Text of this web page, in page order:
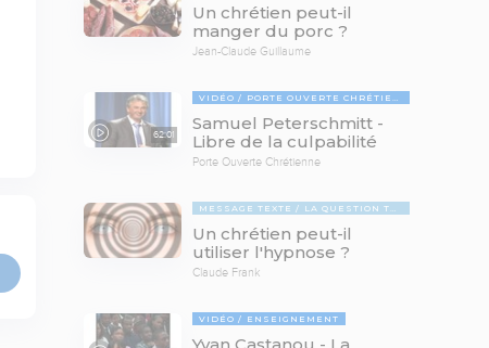
Un chrétien peut-il
manger du porc ?
Jean-Claude Guillaume
62:01
VIDÉO PORTE OUVERTE CHRÉTIENNE
Samuel Peterschmitt -
Libre de la culpabilité
Porte Ouverte Chrétienne
MESSAGE TEXTE LA QUESTION TABOUE
Un chrétien peut-il
utiliser l'hypnose ?
Claude Frank
VIDÉO ENSEIGNEMENT